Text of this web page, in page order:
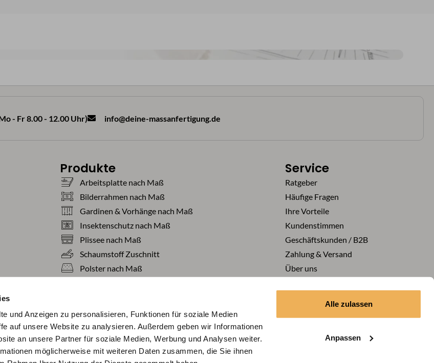
und Anzeigen zu personalisieren, Funktionen für soziale Medien
auf unsere Website zu analysieren. Außerdem geben wir Informationen
an unsere Partner für soziale Medien, Werbung und Analysen weiter.
möglicherweise mit weiteren Daten zusammen, die Sie ihnen
Alle zulassen
Anpassen
- Fr 8.00 - 12.00 Uhr) info@deine-massanfertigung.de
Produkte
Arbeitsplatte nach Maß
Bilderrahmen nach Maß
Gardinen & Vorhänge nach Maß
Insektenschutz nach Maß
Plissee nach Maß
Schaumstoff Zuschnitt
Polster nach Maß
Service
Ratgeber
Häufige Fragen
Ihre Vorteile
Kundenstimmen
Geschäftskunden / B2B
Zahlung & Versand
Über uns